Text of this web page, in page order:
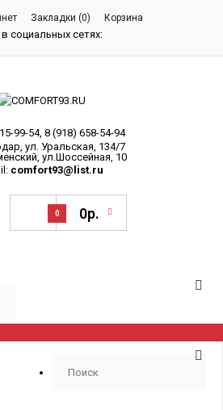
Закладки (0) Корзина
социальных сетях:
99-54, 8 (918) 658-54-94
ул. Уральская, 134/7
ул.Шоссейная, 10
comfort93@list.ru
0 0р.